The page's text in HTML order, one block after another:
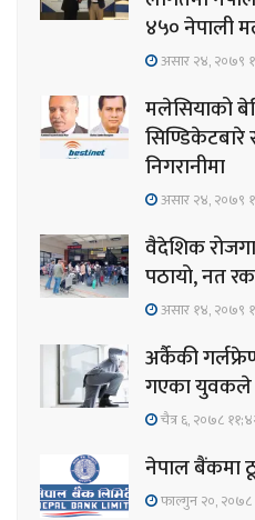
४५० नेपाली
असार २४, २०७९
मलेसियाको
निगरानीमा
असार २४, २०७९
वैदेशिक
पठायो, नत
असार १४, २०७९
अर्कैकी
गएका युवकले
चैत्र ६, २०७८
नेपाल बैंकमा
फाल्गुन २०, २०७८